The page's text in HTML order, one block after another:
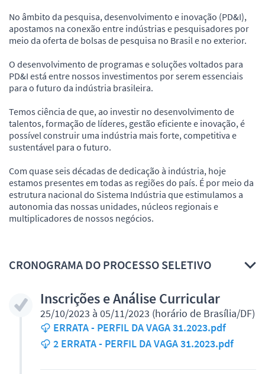
No âmbito da pesquisa, desenvolvimento e inovação (PD&I),
apostamos na conexão entre indústrias e pesquisadores por
meio da oferta de bolsas de pesquisa no Brasil e no exterior.
O desenvolvimento de programas e soluções voltados para
PD&I está entre nossos investimentos por serem essenciais
para o futuro da indústria brasileira.
Temos ciência de que, ao investir no desenvolvimento de
talentos, formação de líderes, gestão eficiente e inovação, é
possível construir uma indústria mais forte, competitiva e
sustentável para o futuro.
Com quase seis décadas de dedicação à indústria, hoje
estamos presentes em todas as regiões do país. É por meio da
estrutura nacional do Sistema Indústria que estimulamos a
autonomia das nossas unidades, núcleos regionais e
multiplicadores de nossos negócios.
CRONOGRAMA DO PROCESSO SELETIVO
Inscrições e Análise Curricular
25/10/2023 à 05/11/2023 (horário de Brasília/DF)
ERRATA - PERFIL DA VAGA 31.2023.pdf
2 ERRATA - PERFIL DA VAGA 31.2023.pdf